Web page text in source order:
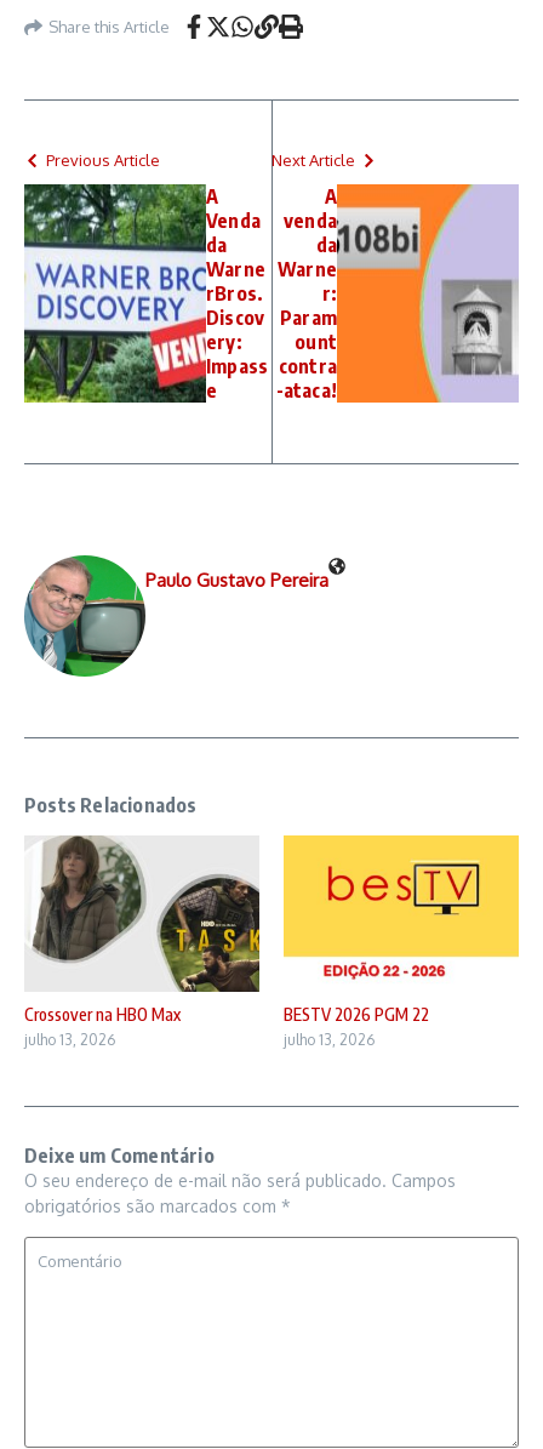
Share this Article
Previous Article
A
Venda
da
Warne
rBros.
Discov
ery:
Impass
e
Next Article
A
venda
da
Warne
r:
Param
ount
contra
-ataca!
Paulo Gustavo Pereira
Posts Relacionados
Crossover na HBO Max
julho 13, 2026
BESTV 2026 PGM 22
julho 13, 2026
Deixe um Comentário
O seu endereço de e-mail não será publicado. Campos
obrigatórios são marcados com *